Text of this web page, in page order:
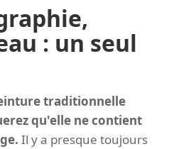
: un seul
traditionnelle
qu'elle ne contient
Il y a presque toujours